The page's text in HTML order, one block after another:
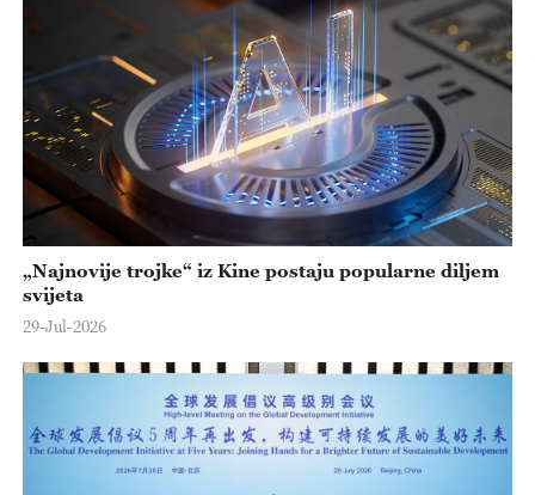
„Najnovije trojke“ iz Kine postaju popularne diljem
svijeta
29-Jul-2026